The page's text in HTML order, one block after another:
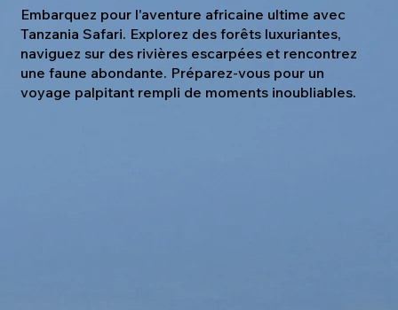
Embarquez pour l'aventure africaine ultime avec
Tanzania Safari. Explorez des forêts luxuriantes,
naviguez sur des rivières escarpées et rencontrez
une faune abondante. Préparez-vous pour un
voyage palpitant rempli de moments inoubliables.